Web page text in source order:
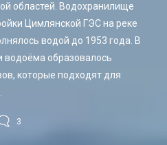
областей. Водохранилище
Цимлянской ГЭС на реке
водой до 1953 года. В
водоёма образовалось
которые подходят для
3